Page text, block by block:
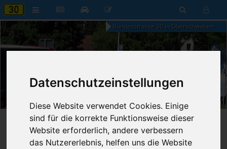
Datenschutzeinstellungen
Diese Website verwendet Cookies. Einige
sind für die korrekte Funktionsweise dieser
Website erforderlich, andere verbessern
das Nutzererlebnis, helfen uns die Website
Bundesstrasse 30 in Oberschwaben
02:22
Startseite» B30 aktuell»Nachrichten